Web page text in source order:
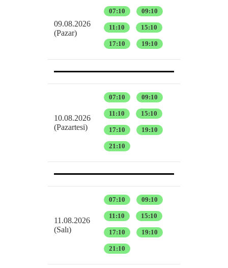
09.08.2026
(Pazar)
07:10 09:10
11:10 15:10
17:10 19:10
10.08.2026
(Pazartesi)
07:10 09:10
11:10 15:10
17:10 19:10
21:10
11.08.2026
(Salı)
07:10 09:10
11:10 15:10
17:10 19:10
21:10